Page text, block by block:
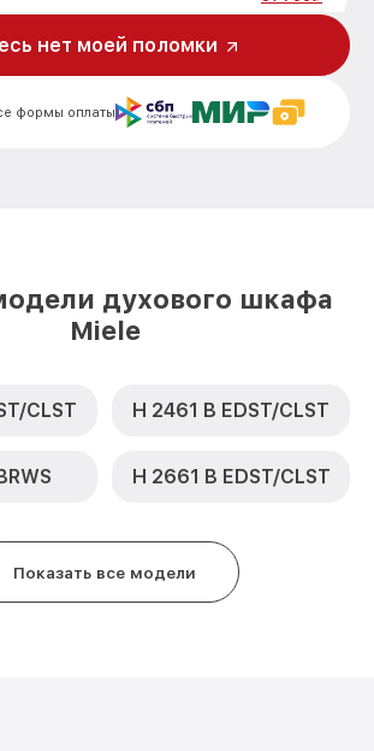
H 5461 B WH Miele
H 5461 B WH Miele от 900₽
формы оплаты
нет моей поломки
духового шкафа
Miele
CLST H 2461 B EDST/CLST
H 2661 B EDST/CLST
Показать все модели